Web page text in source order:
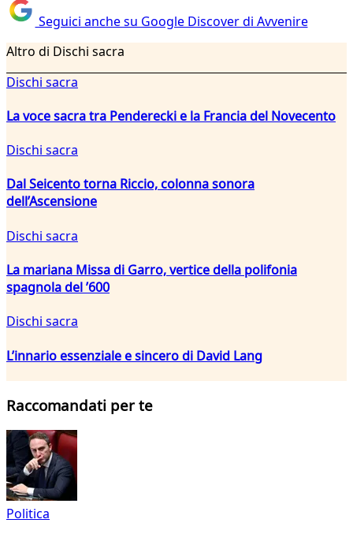
Seguici anche su Google Discover di Avvenire
Altro di Dischi sacra
Dischi sacra
La voce sacra tra Penderecki e la Francia del Novecento
Dischi sacra
Dal Seicento torna Riccio, colonna sonora
dell’Ascensione
Dischi sacra
La mariana Missa di Garro, vertice della polifonia
spagnola del ’600
Dischi sacra
L’innario essenziale e sincero di David Lang
Raccomandati per te
Politica